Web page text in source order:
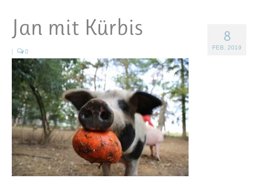
Pat*in werden
Patenschaft verschenken
Blog
FAQ
8
FEB. 2019
Jan mit Kürbis
| 0